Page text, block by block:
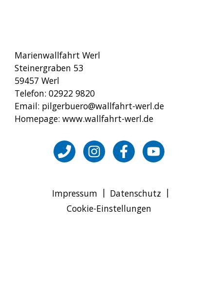
Marienwallfahrt Werl
Steinergraben 53
59457 Werl
Telefon: 02922 9820
Email: pilgerbuero@wallfahrt-werl.de
Homepage: www.wallfahrt-werl.de
Impressum | Datenschutz |
Cookie-Einstellungen